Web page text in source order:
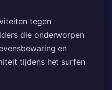
tegen
die onderworpen
en
tijdens het surfen